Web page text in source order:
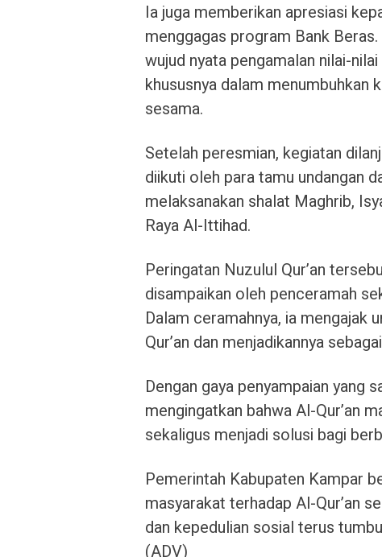
Ia juga memberikan apresiasi
menggagas program Bank
wujud nyata pengamalan nilai-
khususnya dalam menumbuhkan
sesama.
Setelah peresmian, kegiatan
diikuti oleh para tamu undangan
melaksanakan shalat Maghrib,
Raya Al-Ittihad.
Peringatan Nuzulul Qur’an
disampaikan oleh penceramah
Dalam ceramahnya, ia mengajak
Qur’an dan menjadikannya
Dengan gaya penyampaian yang
mengingatkan bahwa Al-Qur’an
sekaligus menjadi solusi bagi
Pemerintah Kabupaten Kampar
masyarakat terhadap Al-Qur’an
dan kepedulian sosial terus
(ADV)